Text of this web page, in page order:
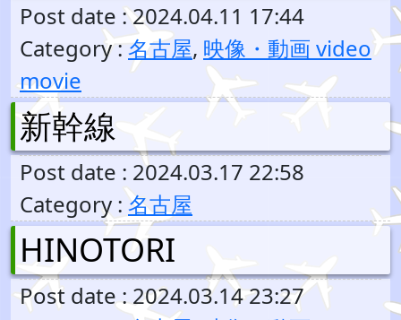
Post date : 2024.04.11 17:44
Category : 名古屋, 映像・動画 video
movie
新幹線
Post date : 2024.03.17 22:58
Category : 名古屋
HINOTORI
Post date : 2024.03.14 23:27